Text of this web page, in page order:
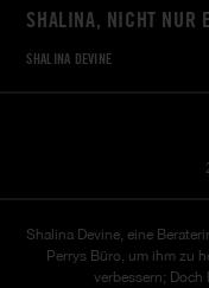
SHALINA, NICHT NUR
SHALINA DEVINE
Shalina Devine, eine
Perrys Büro, um ihm zu
verbessern; Doch